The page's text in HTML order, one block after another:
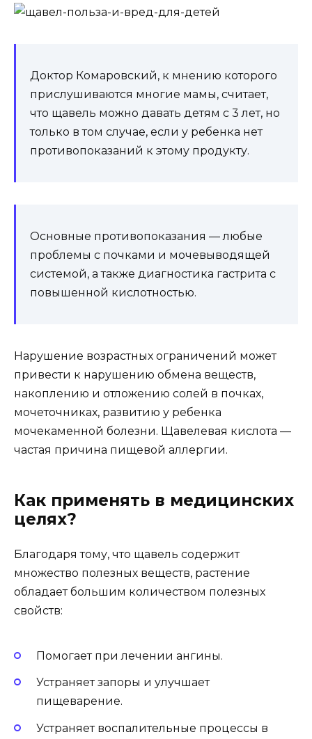
Доктор Комаровский, к мнению которого
прислушиваются многие мамы, считает,
что щавель можно давать детям с 3 лет, но
только в том случае, если у ребенка нет
противопоказаний к этому продукту.
Основные противопоказания — любые
проблемы с почками и мочевыводящей
системой, а также диагностика гастрита с
повышенной кислотностью.
Нарушение возрастных ограничений может
привести к нарушению обмена веществ,
накоплению и отложению солей в почках,
мочеточниках, развитию у ребенка
мочекаменной болезни. Щавелевая кислота —
частая причина пищевой аллергии.
Как применять в медицинских
целях?
Благодаря тому, что щавель содержит
множество полезных веществ, растение
обладает большим количеством полезных
свойств:
Помогает при лечении ангины.
Устраняет запоры и улучшает
пищеварение.
Устраняет воспалительные процессы в